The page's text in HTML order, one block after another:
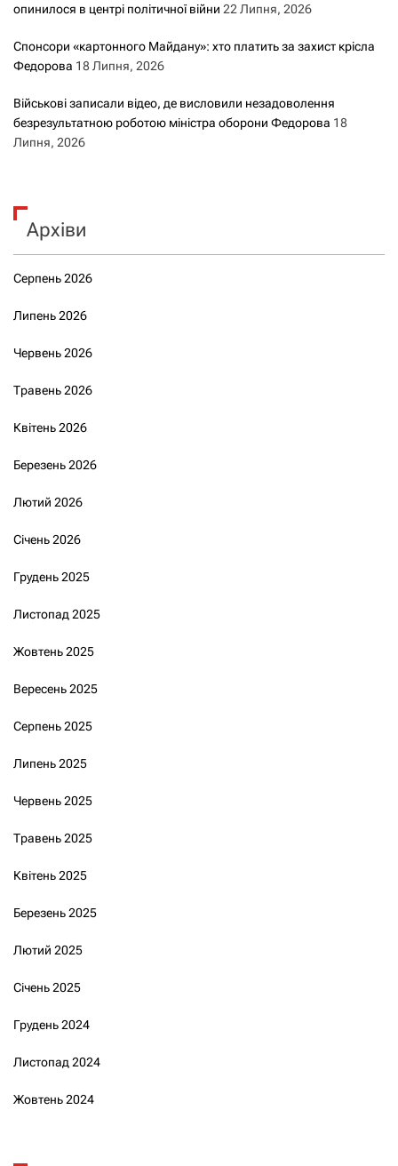
опинилося в центрі політичної війни 22 Липня, 2026
Спонсори «картонного Майдану»: хто платить за захист крісла
Федорова 18 Липня, 2026
Військові записали відео, де висловили незадоволення
безрезультатною роботою міністра оборони Федорова 18
Липня, 2026
Архіви
Серпень 2026
Липень 2026
Червень 2026
Травень 2026
Квітень 2026
Березень 2026
Лютий 2026
Січень 2026
Грудень 2025
Листопад 2025
Жовтень 2025
Вересень 2025
Серпень 2025
Липень 2025
Червень 2025
Травень 2025
Квітень 2025
Березень 2025
Лютий 2025
Січень 2025
Грудень 2024
Листопад 2024
Жовтень 2024